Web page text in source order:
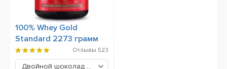
100% Whey Gold
Standard 2273 грамм
Отзывы 523
Двойной шоколад
4299 грн